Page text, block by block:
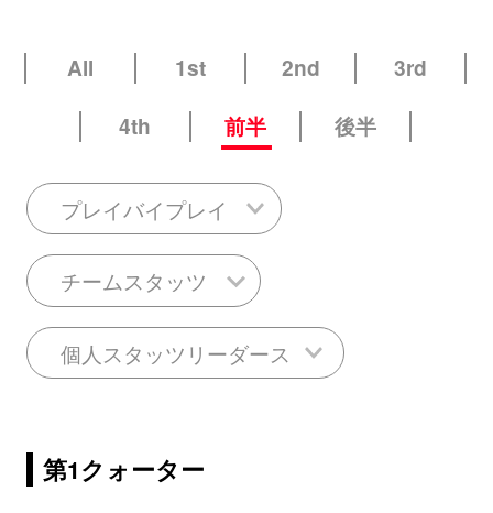
All 1st 2nd
3rd
4th
前半 後半
プレイバイプレイ
チームスタッツ
個人スタッツリーダース
第1クォーター